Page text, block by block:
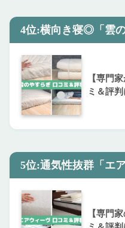
4位:横向き寝◎「雲の
【専門
ミ＆評
5位:通気性抜群「エ
【専門